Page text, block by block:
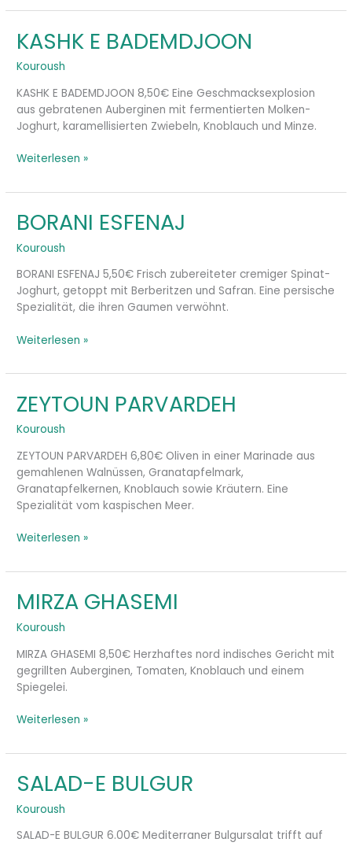
KASHK E BADEMDJOON
Kouroush
KASHK E BADEMDJOON 8,50€ Eine Geschmacksexplosion
aus gebratenen Auberginen mit fermentierten Molken-
Joghurt, karamellisierten Zwiebeln, Knoblauch und Minze.
KASHK
E
BADEMDJOON
Weiterlesen »
BORANI ESFENAJ
Kouroush
BORANI ESFENAJ 5,50€ Frisch zubereiteter cremiger Spinat-
Joghurt, getoppt mit Berberitzen und Safran. Eine persische
Spezialität, die ihren Gaumen verwöhnt.
BORANI
ESFENAJ
Weiterlesen »
ZEYTOUN PARVARDEH
Kouroush
ZEYTOUN PARVARDEH 6,80€ Oliven in einer Marinade aus
gemahlenen Walnüssen, Granatapfelmark,
Granatapfelkernen, Knoblauch sowie Kräutern. Eine
Spezialität vom kaspischen Meer.
ZEYTOUN
PARVARDEH
Weiterlesen »
MIRZA GHASEMI
Kouroush
MIRZA GHASEMI 8,50€ Herzhaftes nord indisches Gericht mit
gegrillten Auberginen, Tomaten, Knoblauch und einem
Spiegelei.
MIRZA
GHASEMI
Weiterlesen »
SALAD-E BULGUR
Kouroush
SALAD-E BULGUR 6.00€ Mediterraner Bulgursalat trifft auf
SALAD-
E
BULGUR